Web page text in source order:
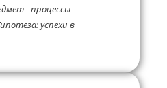
- процессы
успехи в